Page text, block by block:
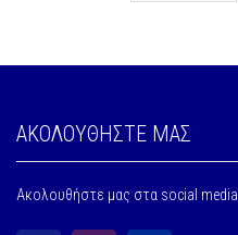
ΑΚΟΛΟΥΘΗΣΤΕ ΜΑΣ
Ακολουθήστε μας στα social media